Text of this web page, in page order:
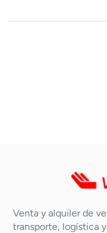
Venta y alquiler de
transporte, logística